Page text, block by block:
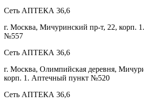
Сеть АПТЕКА 36,6
г. Москва, Мичуринский пр-т, 22, корп.
№557
Сеть АПТЕКА 36,6
г. Москва, Олимпийская деревня,
корп. 1. Аптечный пункт №520
Сеть АПТЕКА 36,6